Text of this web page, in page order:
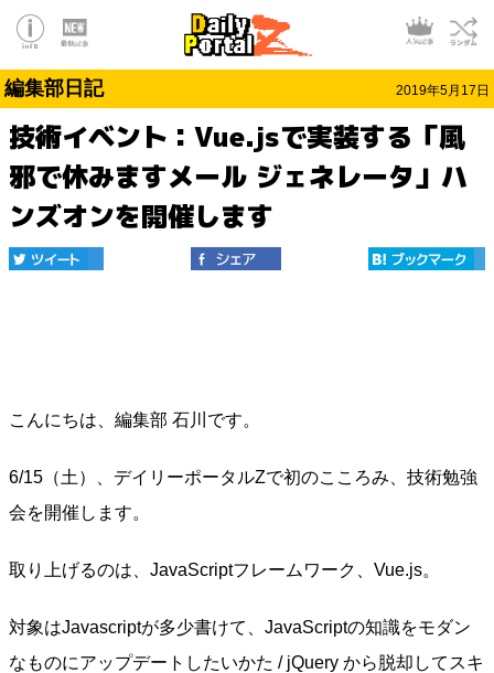
編集部日記 2019年5月17日
技術イベント：Vue.jsで実装する「風
邪で休みますメール ジェネレータ」ハ
ンズオンを開催します
こんにちは、編集部 石川です。
6/15（土）、デイリーポータルZで初のこころみ、技術勉強
会を開催します。
取り上げるのは、JavaScriptフレームワーク、Vue.js。
対象はJavascriptが多少書けて、JavaScriptの知識をモダン
なものにアップデートしたいかた / jQuery から脱却してスキ